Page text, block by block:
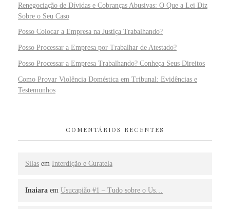
Renegociação de Dívidas e Cobranças Abusivas: O Que a Lei Diz
Sobre o Seu Caso
Posso Colocar a Empresa na Justiça Trabalhando?
Posso Processar a Empresa por Trabalhar de Atestado?
Posso Processar a Empresa Trabalhando? Conheça Seus Direitos
Como Provar Violência Doméstica em Tribunal: Evidências e
Testemunhos
COMENTÁRIOS RECENTES
Silas em Interdição e Curatela
Inaiara em Usucapião #1 – Tudo sobre o Us…